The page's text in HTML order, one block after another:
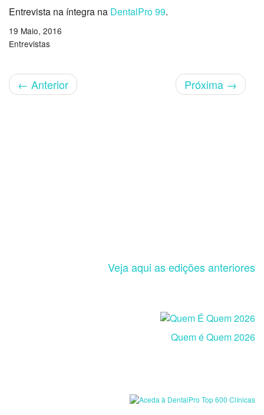
Entrevista na íntegra na DentalPro 99.
19 Maio, 2016
Entrevistas
← Anterior Próxima →
Veja aqui as edições anteriores
Quem é Quem 2026